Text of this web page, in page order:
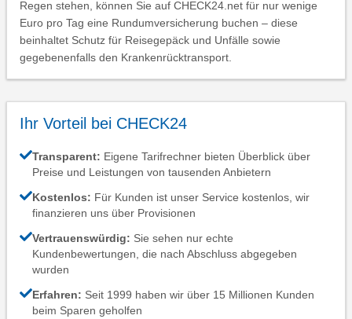
Regen stehen, können Sie auf CHECK24.net für nur wenige
Euro pro Tag eine Rundumversicherung buchen – diese
beinhaltet Schutz für Reisegepäck und Unfälle sowie
gegebenenfalls den Krankenrücktransport.
Ihr Vorteil bei CHECK24
Transparent: Eigene Tarifrechner bieten Überblick über
Preise und Leistungen von tausenden Anbietern
Kostenlos: Für Kunden ist unser Service kostenlos, wir
finanzieren uns über Provisionen
Vertrauenswürdig: Sie sehen nur echte
Kundenbewertungen, die nach Abschluss abgegeben
wurden
Erfahren: Seit 1999 haben wir über 15 Millionen Kunden
beim Sparen geholfen